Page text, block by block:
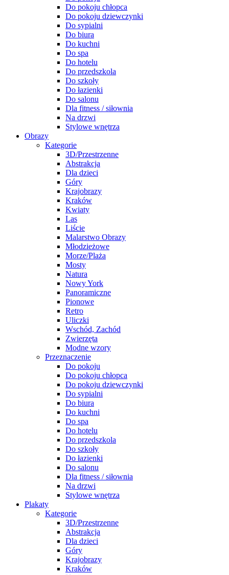
Do pokoju chłopca
Do pokoju dziewczynki
Do sypialni
Do biura
Do kuchni
Do spa
Do hotelu
Do przedszkola
Do szkoły
Do łazienki
Do salonu
Dla fitness / siłownia
Na drzwi
Stylowe wnętrza
Obrazy
Kategorie
3D/Przestrzenne
Abstrakcja
Dla dzieci
Góry
Krajobrazy
Kraków
Kwiaty
Las
Liście
Malarstwo Obrazy
Młodzieżowe
Morze/Plaża
Mosty
Natura
Nowy York
Panoramiczne
Pionowe
Retro
Uliczki
Wschód, Zachód
Zwierzęta
Modne wzory
Przeznaczenie
Do pokoju
Do pokoju chłopca
Do pokoju dziewczynki
Do sypialni
Do biura
Do kuchni
Do spa
Do hotelu
Do przedszkola
Do szkoły
Do łazienki
Do salonu
Dla fitness / siłownia
Na drzwi
Stylowe wnętrza
Plakaty
Kategorie
3D/Przestrzenne
Abstrakcja
Dla dzieci
Góry
Krajobrazy
Kraków